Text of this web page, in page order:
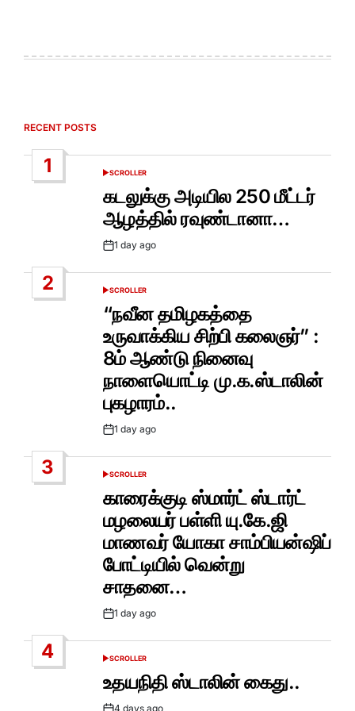
RECENT POSTS
1
POSTED
SCROLLER
கடலுக்கு அடியில 250 மீட்டர்
ஆழத்தில் ரவுண்டானா…
Post1 day ago
2
POSTED
SCROLLER
“நவீன தமிழகத்தை
உருவாக்கிய சிற்பி கலைஞர்” :
8ம் ஆண்டு நினைவு
நாளையொட்டி மு.க.ஸ்டாலின்
புகழாரம்..
Post1 day ago
3
POSTED
SCROLLER
காரைக்குடி ஸ்மார்ட் ஸ்டார்ட்
மழலையர் பள்ளி யு.கே.ஜி
மாணவர் யோகா சாம்பியன்ஷிப்
போட்டியில் வென்று
சாதனை…
Post1 day ago
4
POSTED
SCROLLER
உதயநிதி ஸ்டாலின் கைது..
4 days ago